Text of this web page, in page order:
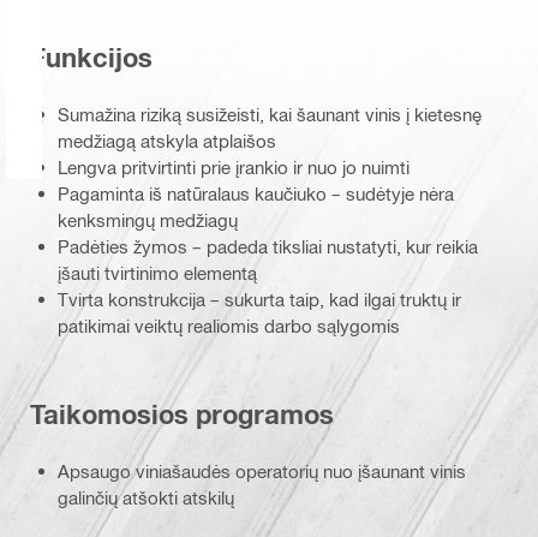
Funkcijos
Sumažina riziką susižeisti, kai šaunant vinis į kietesnę
medžiagą atskyla atplaišos
Lengva pritvirtinti prie įrankio ir nuo jo nuimti
Pagaminta iš natūralaus kaučiuko – sudėtyje nėra
kenksmingų medžiagų
Padėties žymos – padeda tiksliai nustatyti, kur reikia
įšauti tvirtinimo elementą
Tvirta konstrukcija – sukurta taip, kad ilgai truktų ir
patikimai veiktų realiomis darbo sąlygomis
Taikomosios programos
Apsaugo viniašaudės operatorių nuo įšaunant vinis
galinčių atšokti atskilų